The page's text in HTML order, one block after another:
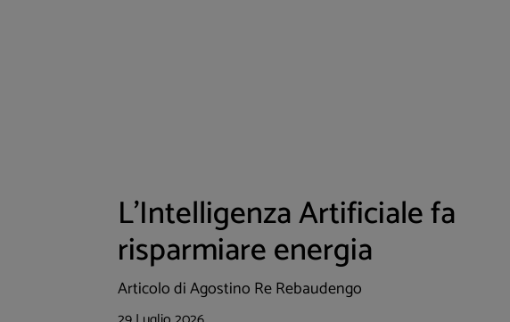
L'Intelligenza Artificiale fa
risparmiare energia
Articolo di Agostino Re Rebaudengo